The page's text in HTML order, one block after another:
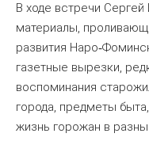
В ходе встречи
материалы,
развития Наро‑
газетные вырезки,
воспоминания
города, предметы
жизнь горожан в